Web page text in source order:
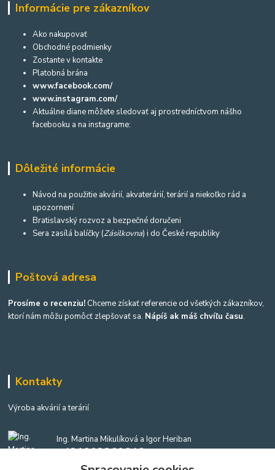
Informácie pre zákazníkov
Ako nakupovať
Obchodné podmienky
Zostante v kontakte
Platobná brána
www.facebook.com/
www.instagram.com/
Aktuálne diane môžete sledovať aj prostredníctvom nášho
facebooku a na instagrame:
Dôležité informácie
Návod na použitie akvárií, akvaterárií, terárií a niekoľko rád a
upozornení
Bratislavský rozvoz a bezpečné doručeni
Sera zasílá balíčky (Zásilkovna) i do České republiky
Poštová adresa
Prosíme o recenziu! Chceme získať referencie od všetkých zákazníkov,
ktorí nám môžu pomôcť zlepšovať sa. Nápíš ak máš chvíľu času.
Kontakty
Výroba akvárií a terárií
Ing. Martina Mikulíková a Igor Heriban
+421903360646
(Po-Pia, 8-16 hod.)